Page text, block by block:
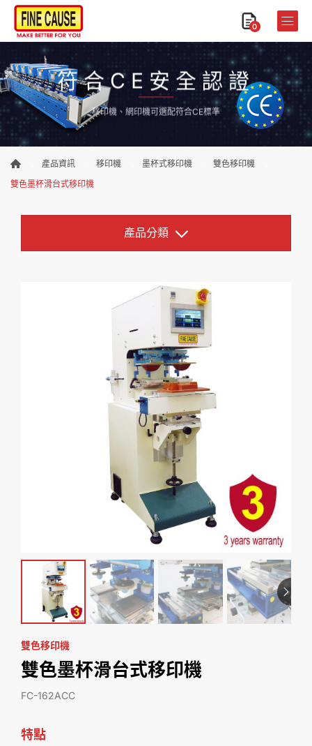
0
符合CE安全認證
移印機、網印機可選配符合CE標準
產品資訊 移印機 墨杯式移印機
雙色移印機
雙色墨杯滑台式移印機
產品分類
雙色移印機
雙色墨杯滑台式移印機
FC-162ACC
特點